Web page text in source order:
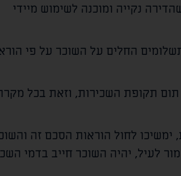
נקייה ומוכנה לשימוש מיידי
החלים על השוכר על פי
תקופת השכירות, וזאת בכל
לחול הוראות הסכם זה
לעיל, יהיה השוכר חייב בדמי